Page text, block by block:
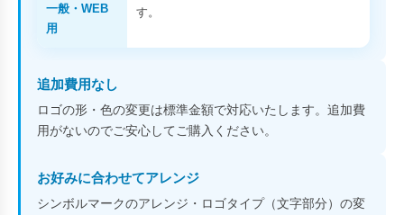
一般・WEB
用
す。
追加費用なし
ロゴの形・色の変更は標準金額で対応いたします。追加費
用がないのでご安心してご購入ください。
お好みに合わせてアレンジ
シンボルマークのアレンジ・ロゴタイプ（文字部分）の変